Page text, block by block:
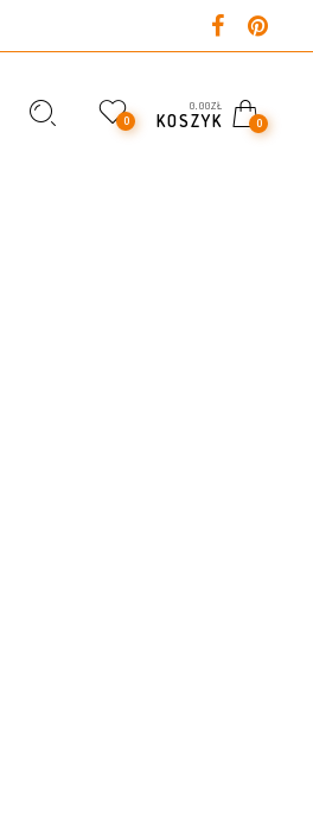
0
0,00ZŁ
KOSZYK 0